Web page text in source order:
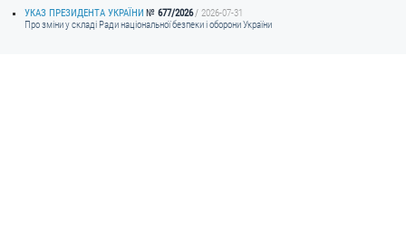
УКАЗ ПРЕЗИДЕНТА УКРАЇНИ
677/2026
2026-07-31
Про зміни у складі Ради національної безпеки і оборони України